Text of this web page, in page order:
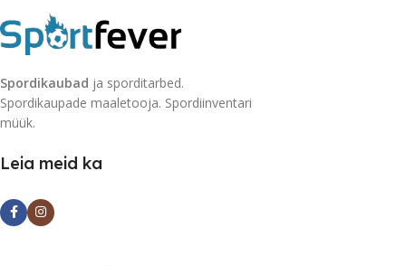
Spordikaubad ja sporditarbed.
Spordikaupade maaletooja. Spordiinventari
müük.
Leia meid ka